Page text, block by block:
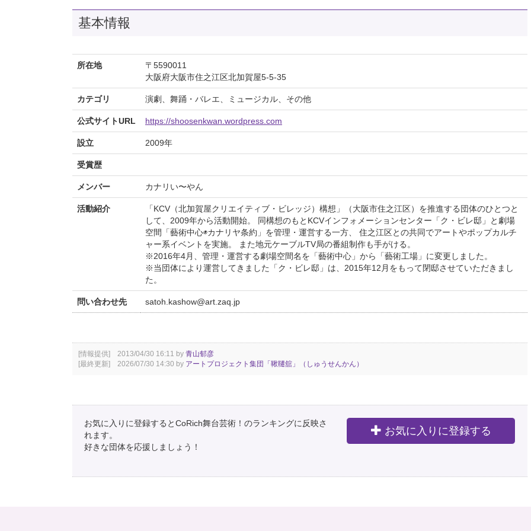
基本情報
所在地
〒5590011
大阪府大阪市住之江区北加賀屋5-5-35
カテゴリ 演劇、舞踊・バレエ、ミュージカル、その他
公式サイトURL https://shoosenkwan.wordpress.com
設立 2009年
受賞歴
メンバー カナリい〜やん
活動紹介
「KCV（北加賀屋クリエイティブ・ビレッジ）構想」（大阪市住之江区）を推進する団体のひとつと
して、2009年から活動開始。 同構想のもとKCVインフォメーションセンター「ク・ビレ邸」と劇場
空間「藝術中心◉カナリヤ条約」を管理・運営する一方、 住之江区との共同でアートやポップカルチ
ャー系イベントを実施。 また地元ケーブルTV局の番組制作も手がける。
※2016年4月、管理・運営する劇場空間名を「藝術中心」から「藝術工場」に変更しました。
※当団体により運営してきました「ク・ビレ邸」は、2015年12月をもって閉邸させていただきまし
た。
問い合わせ先 satoh.kashow@art.zaq.jp
[情報提供] 2013/04/30 16:11 by 青山郁彦
[最終更新] 2026/07/30 14:30 by アートプロジェクト集団「鞦韆舘」（しゅうせんかん）
お気に入りに登録するとCoRich舞台芸術！のランキングに反映さ
れます。
好きな団体を応援しましょう！
お気に入りに登録する